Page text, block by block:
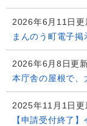
2026年6月11日更
まんのう町電子掲
2026年6月8日更
本庁舎の屋根で、
2025年11月1日更
【申請受付終了